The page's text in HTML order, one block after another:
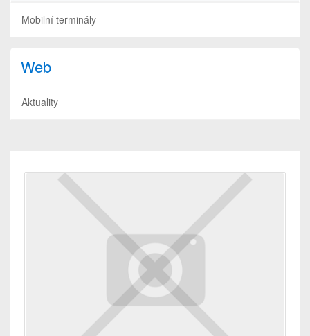
Mobilní terminály
Web
Aktuality